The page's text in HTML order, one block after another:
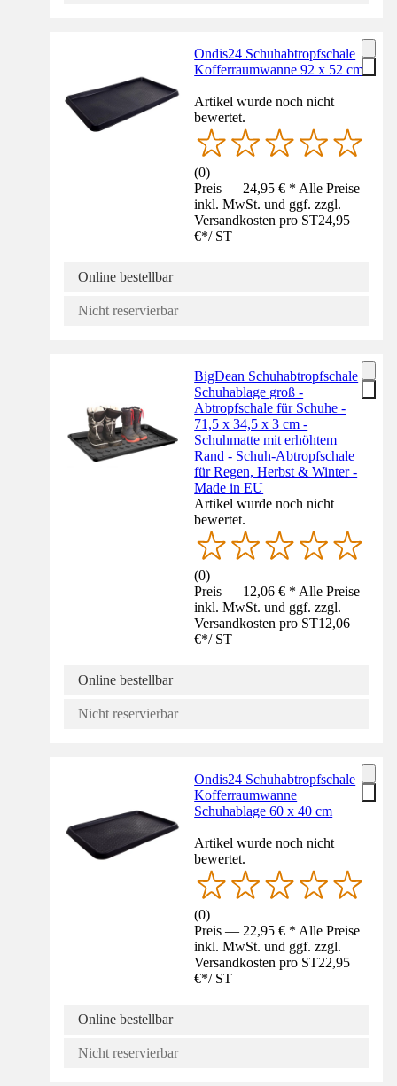
Ondis24 Schuhabtropfschale
Kofferraumwanne 92 x 52 cm
Artikel wurde noch nicht
bewertet.
(0)
Preis — 24,95 € * Alle Preise
inkl. MwSt. und ggf. zzgl.
Versandkosten pro ST24,95
€*/ ST
Online bestellbar
Nicht reservierbar
BigDean Schuhabtropfschale
Schuhablage groß -
Abtropfschale für Schuhe -
71,5 x 34,5 x 3 cm -
Schuhmatte mit erhöhtem
Rand - Schuh-Abtropfschale
für Regen, Herbst & Winter -
Made in EU
Artikel wurde noch nicht
bewertet.
(0)
Preis — 12,06 € * Alle Preise
inkl. MwSt. und ggf. zzgl.
Versandkosten pro ST12,06
€*/ ST
Online bestellbar
Nicht reservierbar
Ondis24 Schuhabtropfschale
Kofferraumwanne
Schuhablage 60 x 40 cm
Artikel wurde noch nicht
bewertet.
(0)
Preis — 22,95 € * Alle Preise
inkl. MwSt. und ggf. zzgl.
Versandkosten pro ST22,95
€*/ ST
Online bestellbar
Nicht reservierbar